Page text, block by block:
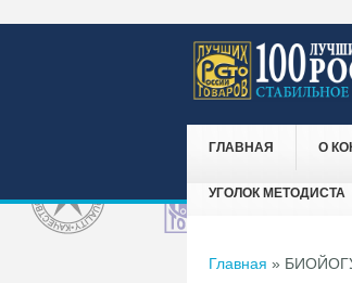
ГЛАВНАЯ О
УГОЛОК МЕТОДИСТА
Вы здесь
Главная »